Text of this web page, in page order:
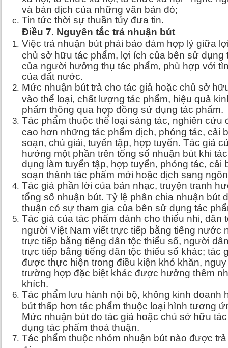
và bản dịch của những văn bản đó;
Tin tức thời sự thuần túy đưa tin.
Điều 7. Nguyên tắc trả nhuận bút
Việc trả nhuận bút phải bảo đảm hợp lý giữa
chủ sở hữu tác phẩm, lợi ích của bên sử dụng
của người hưởng thụ tác phẩm, phù hợp với
của đất nước.
Mức nhuận bút trả cho tác giả hoặc chủ sở
vào thể loại, chất lượng tác phẩm, hiệu quả
phẩm thông qua hợp đồng sử dụng tác phẩm.
Tác phẩm thuộc thể loại sáng tác, nghiên cứu
cao hơn những tác phẩm dịch, phóng tác, cải
soạn, chú giải, tuyển tập, hợp tuyển. Tác giả
hưởng một phần trên tổng số nhuận bút khi
dụng làm tuyển tập, hợp tuyển, phóng tác, cải
soạn thành tác phẩm mới hoặc dịch sang
Tác giả phần lời của bản nhạc, truyện tranh
tổng số nhuận bút. Tỷ lệ phân chia nhuận bút
thuận có sự tham gia của bên sử dụng tác
Tác giả của tác phẩm dành cho thiếu nhi, dân
người Việt Nam viết trực tiếp bằng tiếng nước
trực tiếp bằng tiếng dân tộc thiểu số, người
trực tiếp bằng tiếng dân tộc thiểu số khác; tác
được thực hiện trong điều kiện khó khăn,
trường hợp đặc biệt khác được hưởng thêm
khích.
Tác phẩm lưu hành nội bộ, không kinh doanh
bút thấp hơn tác phẩm thuộc loại hình t­ương
Mức nhuận bút do tác giả hoặc chủ sở hữu
dụng tác phẩm thoả thuận.
Tác phẩm thuộc nhóm nhuận bút nào được